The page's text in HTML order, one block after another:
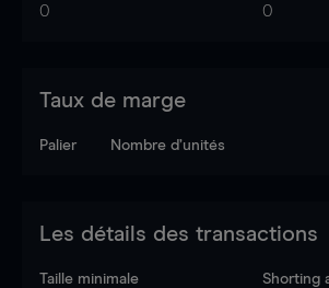
0 0
Taux de marge
Palier Nombre d’unités
Les détails des transactions
Taille minimale Shorting